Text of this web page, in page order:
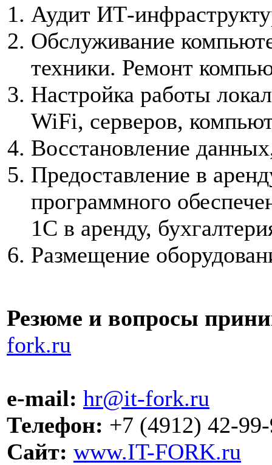
Аудит ИТ-
Обслуживание
техники. Ремонт
Настройка работы
WiFi, серверов,
Восстановление
Предоставление в
программного
1С в аренду,
Размещение
Резюме и вопросы
fork.ru
e-mail: hr@it-fork.ru
Телефон: +7 (4912) 42-
Сайт: www.IT-FORK.ru